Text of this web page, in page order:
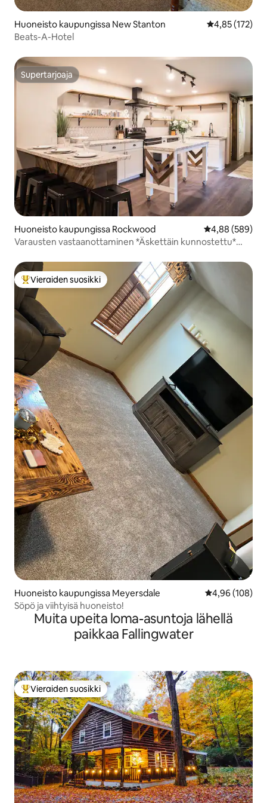
Huoneisto kaupungissa New Stanton
4,85 (172)
Beats-A-Hotel
Supertarjoaja
Supertarjoaja
Huoneisto kaupungissa Rockwood
4,88 (589)
Varausten vastaanottaminen *Äskettäin kunnostettu*
Vieraiden suosikkien parhaimmistoa
Vieraiden suosikki
Huoneisto kaupungissa Meyersdale
4,96 (108)
Söpö ja viihtyisä huoneisto!
Muita upeita loma-asuntoja lähellä
paikkaa Fallingwater
Vieraiden suosikkien parhaimmistoa
Vieraiden suosikki